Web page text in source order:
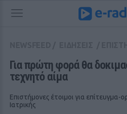
Για πρώτη φορά θα
τεχνητό αίμα
Επιστήμονες έτοιμοι για επίτευγμα-
Ιατρικής